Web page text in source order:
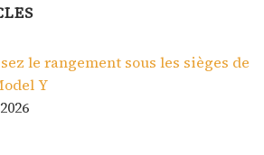
le rangement sous les sièges de
Y